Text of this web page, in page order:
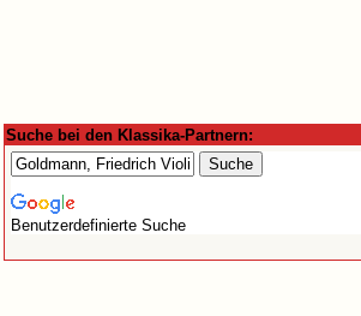
Suche bei den Klassika-Partnern:
Benutzerdefinierte Suche